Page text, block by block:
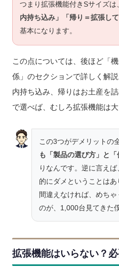
つまり拡張機能付きSサイズは
内持ち込み」「帰り＝拡張して
基本になります。
この点については、後ほど「
係」のセクションで詳しく解
内持ち込み、帰りはお土産を
で選べば、むしろ拡張機能は
この3つがデメリットの
も「製品の選び方」と
りなんです。逆に言え
的にダメということは
間違えなければ、めち
のが、1,000台見てきた
拡張機能はいらない？